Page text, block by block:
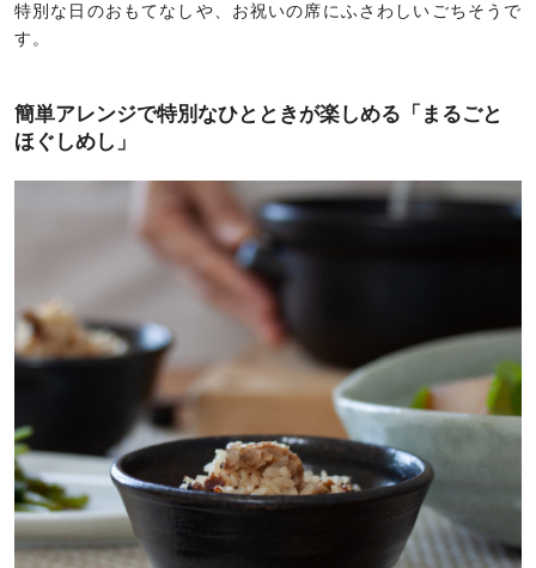
特別な日のおもてなしや、お祝いの席にふさわしいごちそうで
す。
簡単アレンジで特別なひとときが楽しめる「まるごと
ほぐしめし」